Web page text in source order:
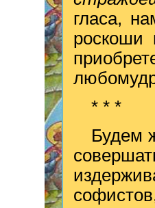
гласа,
роскоши
* * *
Будем